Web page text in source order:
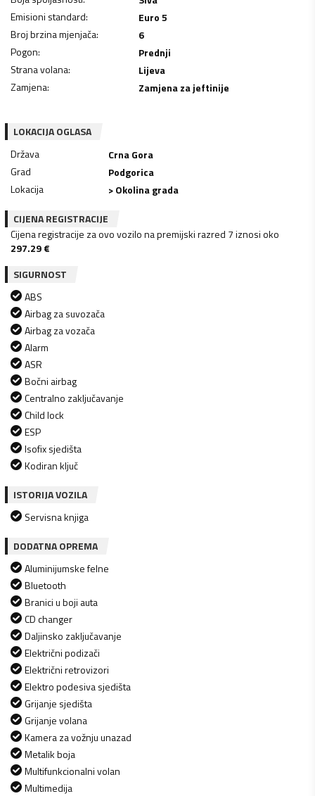
Emisioni standard:
Euro 5
Broj brzina mjenjača:
6
Pogon:
Prednji
Strana volana:
Lijeva
Zamjena: Zamjena za jeftinije
LOKACIJA OGLASA
Država
Crna Gora
Grad
Podgorica
Lokacija
> Okolina grada
CIJENA REGISTRACIJE
Cijena registracije za ovo vozilo na premijski razred 7 iznosi oko
297.29€
SIGURNOST
ABS
Airbag za suvozača
Airbag za vozača
Alarm
ASR
Bočni airbag
Centralno zaključavanje
Child lock
ESP
Isofix sjedišta
Kodiran ključ
ISTORIJA VOZILA
Servisna knjiga
DODATNA OPREMA
Aluminijumske felne
Bluetooth
Branici u boji auta
CD changer
Daljinsko zaključavanje
Električni podizači
Električni retrovizori
Elektro podesiva sjedišta
Grijanje sjedišta
Grijanje volana
Kamera za vožnju unazad
Metalik boja
Multifunkcionalni volan
Multimedija